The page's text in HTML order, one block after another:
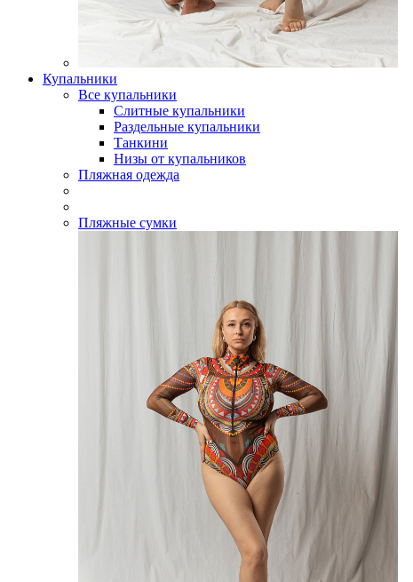
Купальники
Все купальники
Слитные купальники
Раздельные купальники
Танкини
Низы от купальников
Пляжная одежда
Пляжные сумки